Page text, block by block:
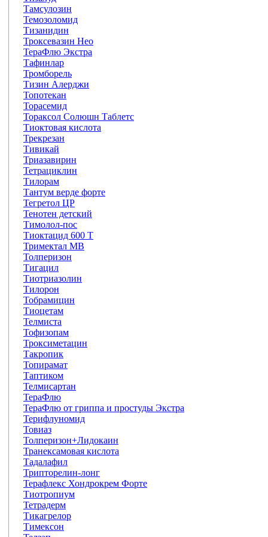
Тамсулозин
Темозоломид
Тизанидин
Троксевазин Нео
ТераФлю Экстра
Тафинлар
Тромборель
Тизин Алерджи
Топотекан
Торасемид
Тораксол Солюшн Таблетс
Тиоктовая кислота
Трекрезан
Тивикай
Триазавирин
Тетрациклин
Тилорам
Тантум верде форте
Тегретол ЦР
Тенотен детский
Тимолол-пос
Тиоктацид 600 Т
Тримектал МВ
Толперизон
Тигацил
Тиотриазолин
Тилорон
Тобрамицин
Тиоцетам
Телмиста
Тофизопам
Троксиметацин
Такропик
Топирамат
Таптиком
Телмисартан
ТераФлю
ТераФлю от гриппа и простуды Экстра
Терифлуномид
Товиаз
Толперизон+Лидокаин
Транексамовая кислота
Тадалафил
Трипторелин-лонг
Терафлекс Хондрокрем Форте
Тиотропиум
Тетрадерм
Тикагрелор
Тимексон